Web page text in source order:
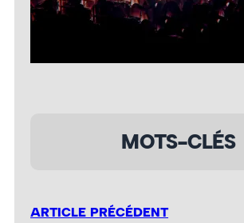
MOTS-CLÉS
ARTICLE PRÉCÉDENT